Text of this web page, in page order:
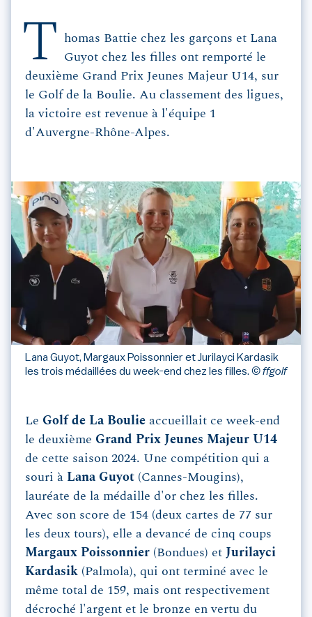
T
homas Battie chez les garçons et Lana
Guyot chez les filles ont remporté le
deuxième Grand Prix Jeunes Majeur U14, sur
le Golf de la Boulie. Au classement des ligues,
la victoire est revenue à l'équipe 1
d'Auvergne-Rhône-Alpes.
Lana Guyot, Margaux Poissonnier et Jurilayci Kardasik
les trois médaillées du week-end chez les filles. © ffgolf
Le Golf de La Boulie accueillait ce week-end
le deuxième Grand Prix Jeunes Majeur U14
de cette saison 2024. Une compétition qui a
souri à Lana Guyot (Cannes-Mougins),
lauréate de la médaille d'or chez les filles.
Avec son score de 154 (deux cartes de 77 sur
les deux tours), elle a devancé de cinq coups
Margaux Poissonnier (Bondues) et Jurilayci
Kardasik (Palmola), qui ont terminé avec le
même total de 159, mais ont respectivement
décroché l'argent et le bronze en vertu du